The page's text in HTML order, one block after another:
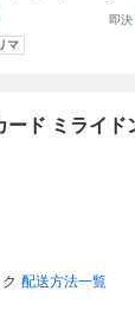
071/190
マ
ケ
即決
ード ミライ
配送方法一覧